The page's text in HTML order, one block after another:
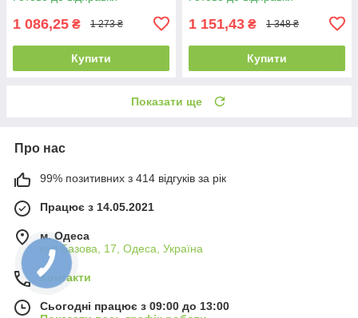
1 086,25 ₴ 1 273 ₴
Купити
1 151,43 ₴ 1 348 ₴
Купити
Показати ще
Про нас
99% позитивних з 414 відгуків за рік
Працює з 14.05.2021
м. Одеса
вул.Базова, 17, Одеса, Україна
Контакти
Сьогодні працює з 09:00 до 13:00